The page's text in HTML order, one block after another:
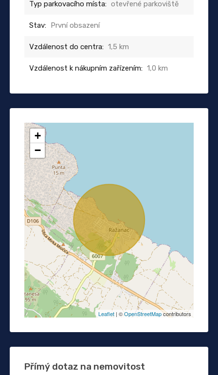
Typ parkovacího místa: otevřené parkoviště
Stav: První obsazení
Vzdálenost do centra: 1,5 km
Vzdálenost k nákupním zařízením: 1,0 km
+
−
Leaflet | ©OpenStreetMapcontributors
Přímý dotaz na nemovitost